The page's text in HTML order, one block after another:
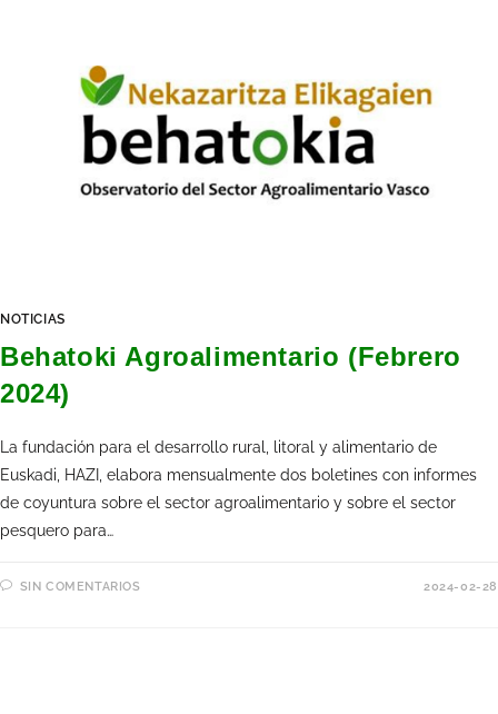
NOTICIAS
Behatoki Agroalimentario (Febrero
2024)
La fundación para el desarrollo rural, litoral y alimentario de
Euskadi, HAZI, elabora mensualmente dos boletines con informes
de coyuntura sobre el sector agroalimentario y sobre el sector
pesquero para…
SIN COMENTARIOS 2024-02-28